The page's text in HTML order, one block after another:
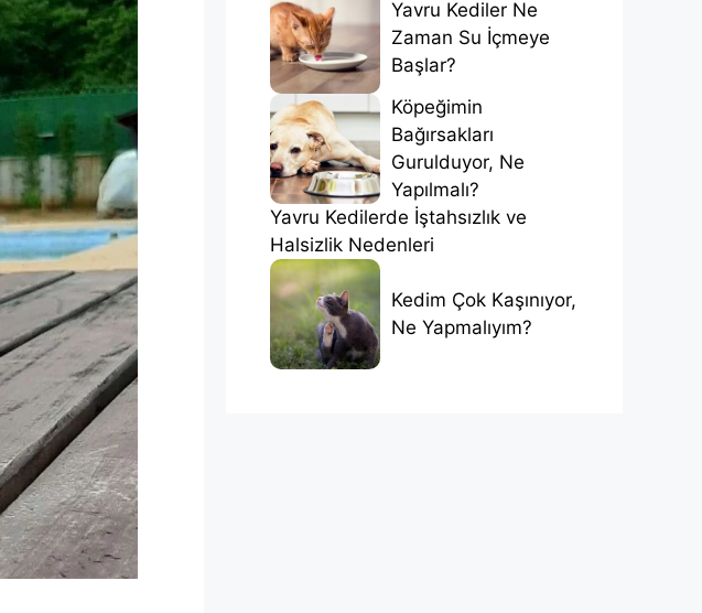
Yavru Kediler Ne
Zaman Su İçmeye
Başlar?
Köpeğimin
Bağırsakları
Gurulduyor, Ne
Yapılmalı?
Yavru Kedilerde İştahsızlık ve
Halsizlik Nedenleri
Kedim Çok Kaşınıyor,
Ne Yapmalıyım?